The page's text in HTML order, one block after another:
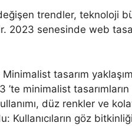
trendler, teknoloji
2023 senesinde web
tasarım
minimalist
düz renkler ve
Kullanıcıların göz